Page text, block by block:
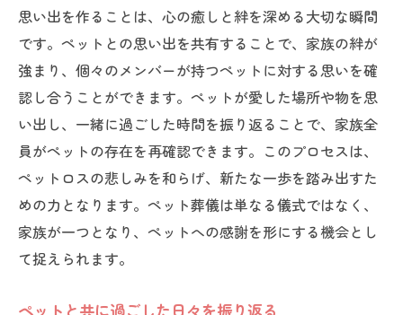
思い出を作ることは、心の癒しと絆を深める大切な瞬間
です。ペットとの思い出を共有することで、家族の絆が
強まり、個々のメンバーが持つペットに対する思いを確
認し合うことができます。ペットが愛した場所や物を思
い出し、一緒に過ごした時間を振り返ることで、家族全
員がペットの存在を再確認できます。このプロセスは、
ペットロスの悲しみを和らげ、新たな一歩を踏み出すた
めの力となります。ペット葬儀は単なる儀式ではなく、
家族が一つとなり、ペットへの感謝を形にする機会とし
て捉えられます。
ペットと共に過ごした日々を振り返る